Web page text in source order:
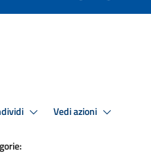
Vedi azioni